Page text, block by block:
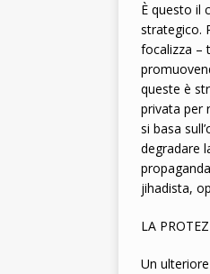
È questo il
strategico.
focalizza –
queste è
privata per
si basa
degradare
jihadista,
LA
Un